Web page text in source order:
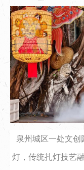
泉州城区一处文
灯，传统扎灯技艺